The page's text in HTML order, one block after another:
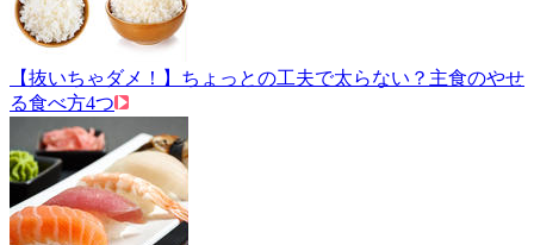
【抜いちゃダメ！】ちょっとの工夫で太らない？主食のやせ
る食べ方4つ